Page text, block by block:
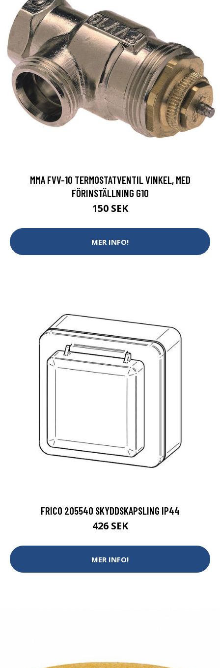
MMA FVV-10 TERMOSTATVENTIL VINKEL, MED
FÖRINSTÄLLNING G10
150 SEK
MER INFO!
FRICO 205540 SKYDDSKAPSLING IP44
426 SEK
MER INFO!